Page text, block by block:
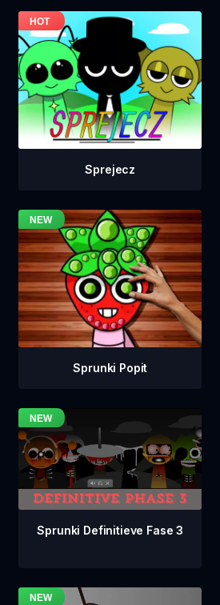
Sprejecz
Sprunki Popit
Sprunki Definitieve Fase 3